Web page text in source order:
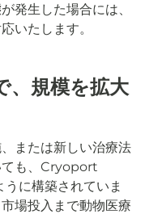
発生した場合には、
いたします。
、規模を拡大
または新しい治療法
ても、Cryoport
に構築されていま
場投入まで動物医療